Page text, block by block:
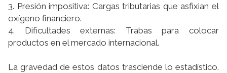
3. Presión impositiva: Cargas tributarias que asfixian el
oxígeno financiero.
4. Dificultades externas: Trabas para colocar
productos en el mercado internacional.
La gravedad de estos datos trasciende lo estadístico.